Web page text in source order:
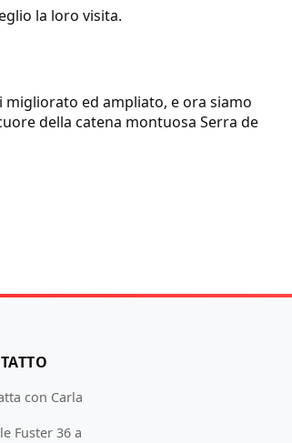
la loro visita.
ed ampliato, e ora siamo
della catena montuosa Serra de
con Carla
Fuster 36 a